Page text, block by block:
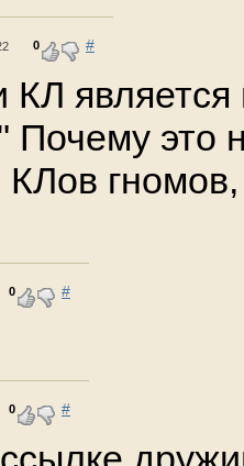
0 #
КЛ является
Почему это
КЛов
0 #
0 #